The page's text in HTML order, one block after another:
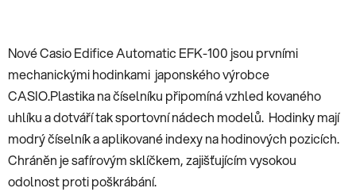
Nové Casio Edifice Automatic EFK-100 jsou prvními
mechanickými hodinkami japonského výrobce
CASIO.Plastika na číselníku připomíná vzhled kovaného
uhlíku a dotváří tak sportovní nádech modelů. Hodinky mají
modrý číselník a aplikované indexy na hodinových pozicích.
Chráněn je safírovým sklíčkem, zajišťujícím vysokou
odolnost proti poškrábání.